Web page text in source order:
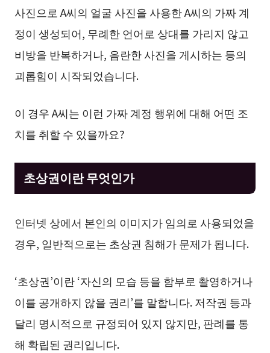
사진으로 A씨의 얼굴 사진을 사용한 A씨의 가짜 계
정이 생성되어, 무례한 언어로 상대를 가리지 않고
비방을 반복하거나, 음란한 사진을 게시하는 등의
괴롭힘이 시작되었습니다.
이 경우 A씨는 이런 가짜 계정 행위에 대해 어떤 조
치를 취할 수 있을까요?
초상권이란 무엇인가
인터넷 상에서 본인의 이미지가 임의로 사용되었을
경우, 일반적으로는 초상권 침해가 문제가 됩니다.
‘초상권’이란 ‘자신의 모습 등을 함부로 촬영하거나
이를 공개하지 않을 권리’를 말합니다. 저작권 등과
달리 명시적으로 규정되어 있지 않지만, 판례를 통
해 확립된 권리입니다.